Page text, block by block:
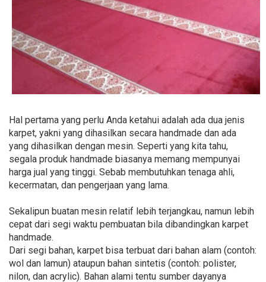
Hal pertama yang perlu Anda ketahui adalah ada dua jenis
karpet, yakni yang dihasilkan secara handmade dan ada
yang dihasilkan dengan mesin. Seperti yang kita tahu,
segala produk handmade biasanya memang mempunyai
harga jual yang tinggi. Sebab membutuhkan tenaga ahli,
kecermatan, dan pengerjaan yang lama.
Sekalipun buatan mesin relatif lebih terjangkau, namun lebih
cepat dari segi waktu pembuatan bila dibandingkan karpet
handmade.
Dari segi bahan, karpet bisa terbuat dari bahan alam (contoh:
wol dan lamun) ataupun bahan sintetis (contoh: polister,
nilon, dan acrylic). Bahan alami tentu sumber dayanya